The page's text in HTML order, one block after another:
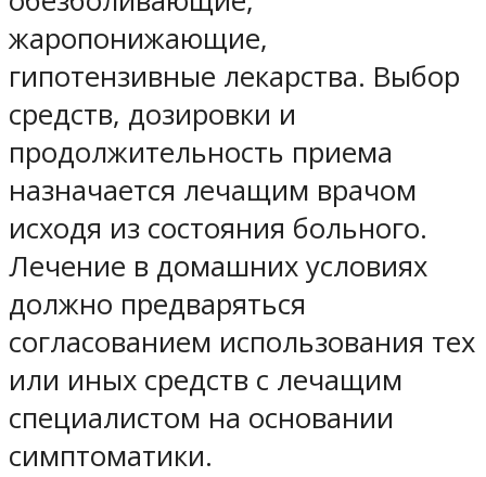
жаропонижающие,
гипотензивные лекарства. Выбор
средств, дозировки и
продолжительность приема
назначается лечащим врачом
исходя из состояния больного.
Лечение в домашних условиях
должно предваряться
согласованием использования тех
или иных средств с лечащим
специалистом на основании
симптоматики.